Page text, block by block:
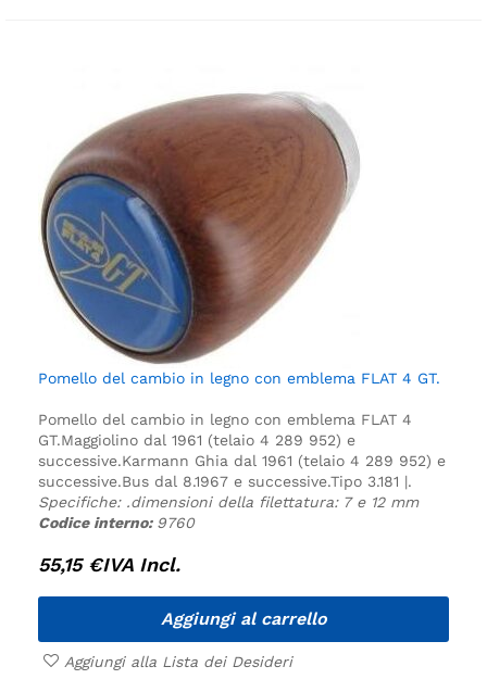
Pomello del cambio in legno con emblema FLAT 4 GT.
Pomello del cambio in legno con emblema FLAT 4
GT.Maggiolino dal 1961 (telaio 4 289 952) e
successive.Karmann Ghia dal 1961 (telaio 4 289 952) e
successive.Bus dal 8.1967 e successive.Tipo 3.181 |.
Specifiche: .dimensioni della filettatura: 7 e 12 mm
Codice interno: 9760
55,15 €IVA Incl.
Aggiungi al carrello
Aggiungi alla Lista dei Desideri